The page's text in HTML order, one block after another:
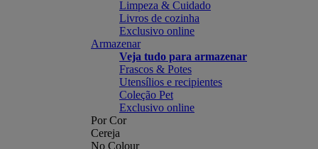
Limpeza & Cuidado
Livros de cozinha
Exclusivo online
Armazenar
Veja tudo para armazenar
Frascos & Potes
Utensílios e recipientes
Coleção Pet
Exclusivo online
Por Cor
Cereja
No Colour